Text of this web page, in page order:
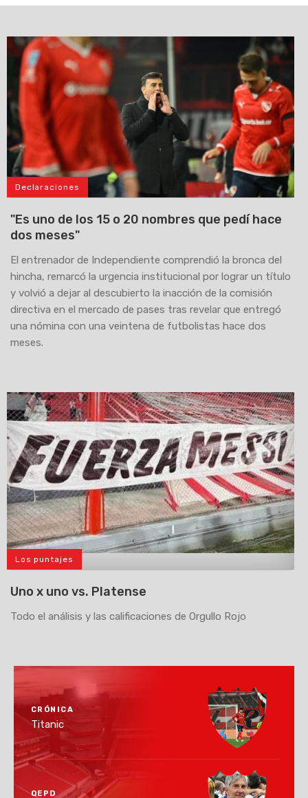
Declaraciones
"Es uno de los 15 o 20 nombres que pedí hace
dos meses"
El entrenador de Independiente comprendió la bronca del
hincha, remarcó la urgencia institucional por lograr un título
y volvió a dejar al descubierto la inacción de la comisión
directiva en el mercado de pases tras revelar que entregó
una nómina con una veintena de futbolistas hace dos
meses.
Los puntajes
Uno x uno vs. Platense
Todo el análisis y las calificaciones de Orgullo Rojo
CRÓNICA
Titanic
QEPD